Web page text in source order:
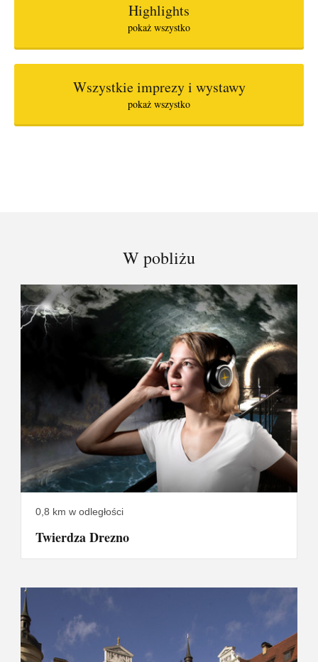
Highlights
pokaż wszystko
Wszystkie imprezy i wystawy
pokaż wszystko
W pobliżu
0,8 km w odległości
Twierdza Drezno